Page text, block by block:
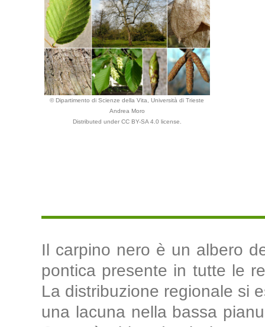
© Dipartimento di Scienze della Vita, Università di Trieste
Andrea Moro
Distributed under CC BY-SA 4.0 license.
Il carpino nero è un albero
pontica presente in tutte le
La distribuzione regionale si
una lacuna nella bassa